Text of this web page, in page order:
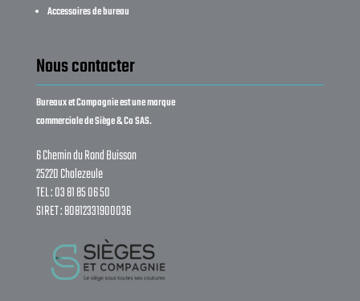
Accessoires de bureau
Nous contacter
Bureaux et Compagnie est une marque
commerciale de Siège & Co SAS.
6 Chemin du Rond Buisson
25220 Chalezeule
TEL : 03 81 85 06 50
SIRET : 80812331900036